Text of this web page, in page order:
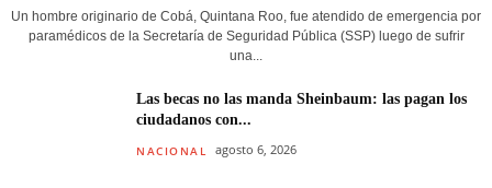
Un hombre originario de Cobá, Quintana Roo, fue atendido de emergencia por
paramédicos de la Secretaría de Seguridad Pública (SSP) luego de sufrir
una...
Las becas no las manda Sheinbaum: las pagan los
ciudadanos con...
NACIONAL agosto 6, 2026